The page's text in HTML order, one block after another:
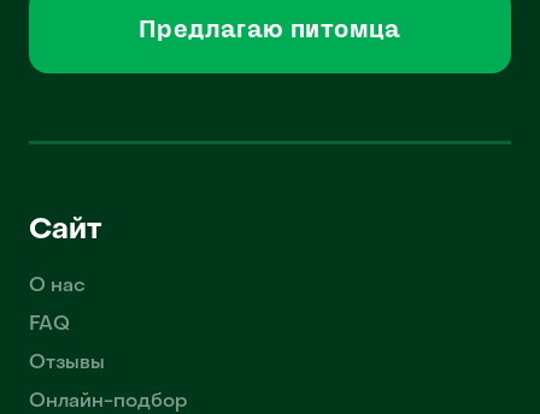
Предлагаю питомца
Сайт
О нас
FAQ
Отзывы
Онлайн-подбор